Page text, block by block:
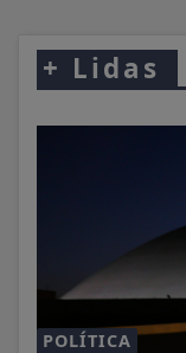
+ Lidas
POLÍTICA